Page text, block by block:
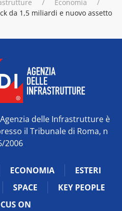
Economia
da 1,5 miliardi e nuovo assetto
delle Infrastrutture è
il Tribunale di Roma, n
2006
ECONOMIA
ESTERI
SPACE
KEY PEOPLE
ON